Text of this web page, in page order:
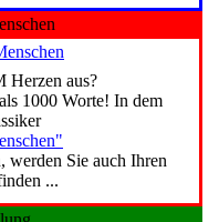
Herzen aus?
1000 Worte! In dem
werden Sie auch Ihren
...